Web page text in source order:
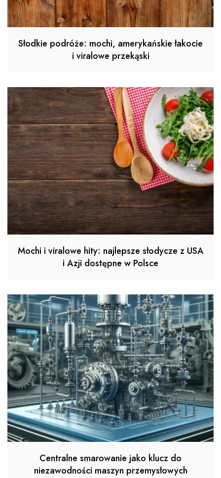
Słodkie podróże: mochi, amerykańskie łakocie
i viralowe przekąski
Mochi i viralowe hity: najlepsze słodycze z USA
i Azji dostępne w Polsce
Centralne smarowanie jako klucz do
niezawodności maszyn przemysłowych